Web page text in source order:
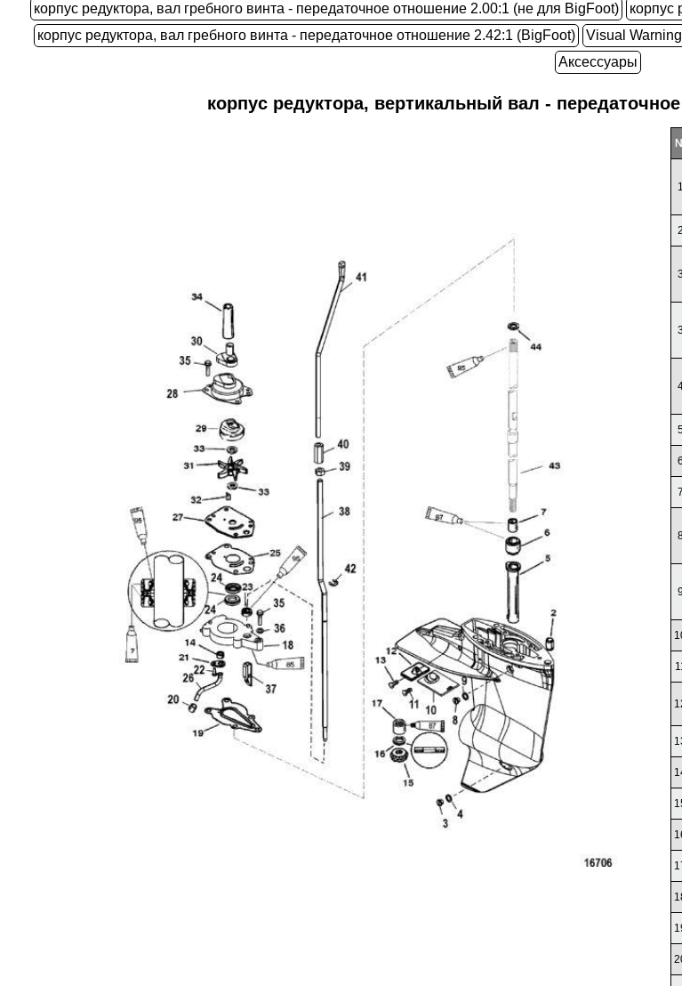
корпус редуктора, вал гребного винта - передаточное отношение 2.00:1 (не для BigFoot)
корпус
корпус редуктора, вал гребного винта - передаточное отношение 2.42:1 (BigFoot)
Visual Warning
Аксессуары
корпус редуктора, вертикальный вал -
1
2
3
3
6
7
9